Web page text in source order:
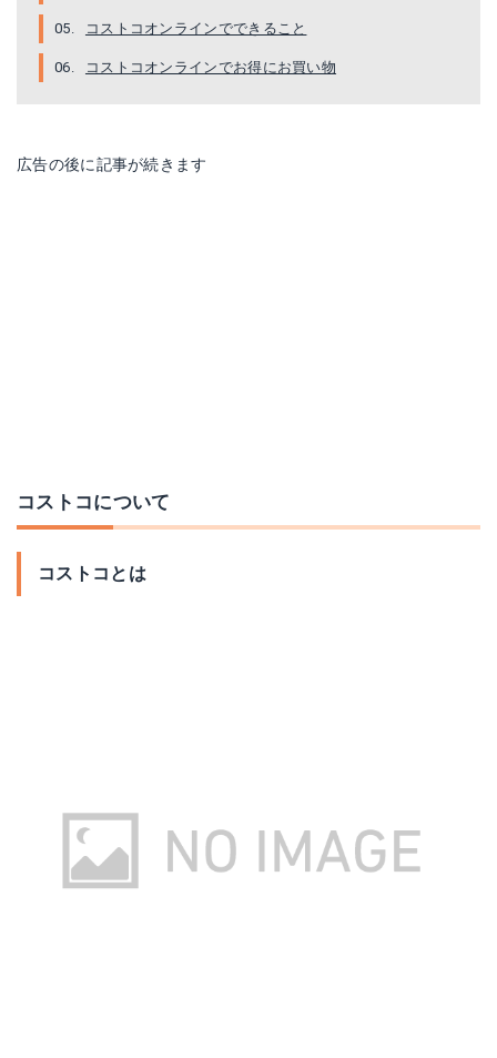
コストコオンラインでできること
コストコオンラインでお得にお買い物
広告の後に記事が続きます
コストコについて
コストコとは